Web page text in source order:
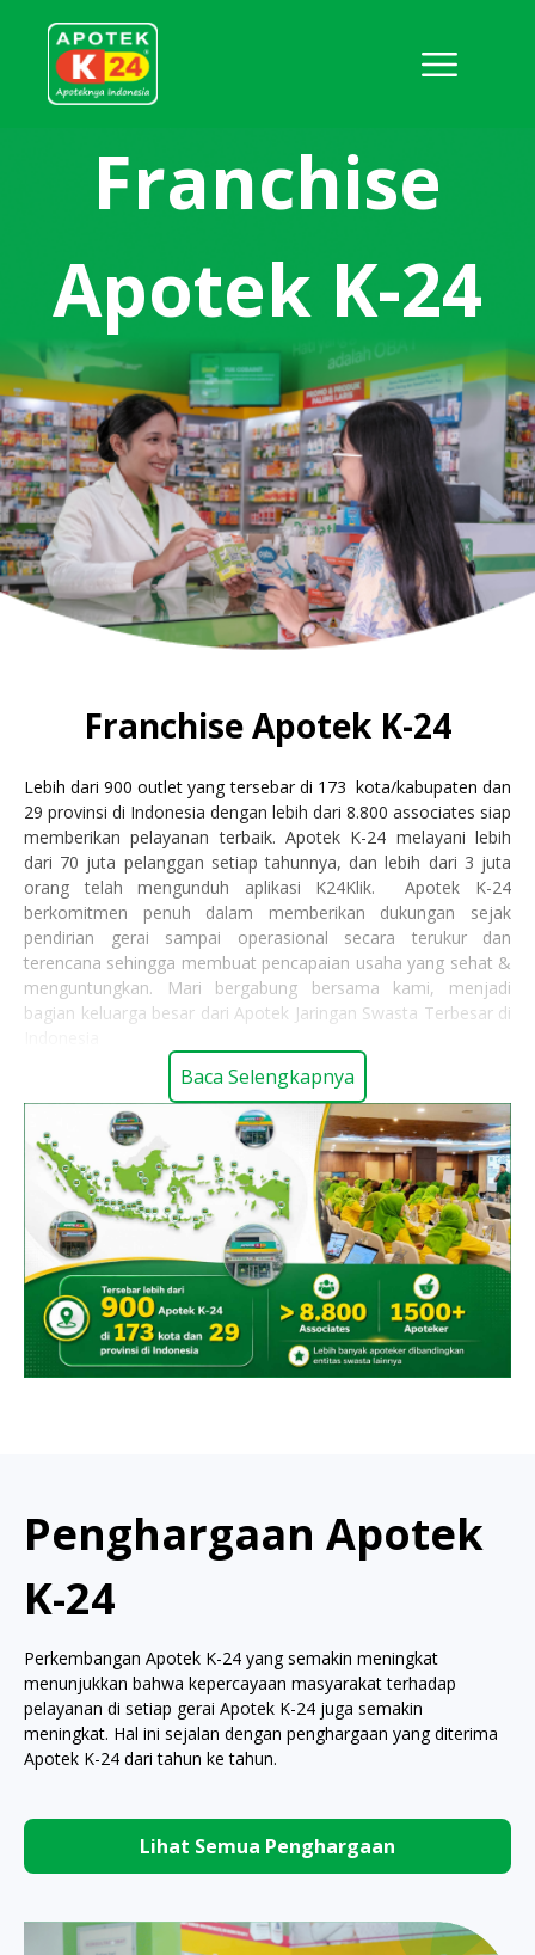
Franchise
Apotek K-24
Franchise Apotek K-24
Lebih dari 900 outlet yang tersebar di 173 kota/kabupaten dan
29 provinsi di Indonesia dengan lebih dari 8.800 associates siap
memberikan pelayanan terbaik. Apotek K-24 melayani lebih
dari 70 juta pelanggan setiap tahunnya, dan lebih dari 3 juta
orang telah mengunduh aplikasi K24Klik.
Apotek K-24
berkomitmen penuh dalam memberikan dukungan sejak
pendirian gerai sampai operasional secara terukur dan
terencana sehingga membuat pencapaian usaha yang sehat &
menguntungkan. Mari bergabung bersama kami, menjadi
bagian keluarga besar dari Apotek Jaringan Swasta Terbesar di
Baca Selengkapnya
Penghargaan Apotek
K-24
Perkembangan Apotek K-24 yang semakin meningkat
menunjukkan bahwa kepercayaan masyarakat terhadap
pelayanan di setiap gerai Apotek K-24 juga semakin
meningkat. Hal ini sejalan dengan penghargaan yang diterima
Apotek K-24 dari tahun ke tahun.
Lihat Semua Penghargaan